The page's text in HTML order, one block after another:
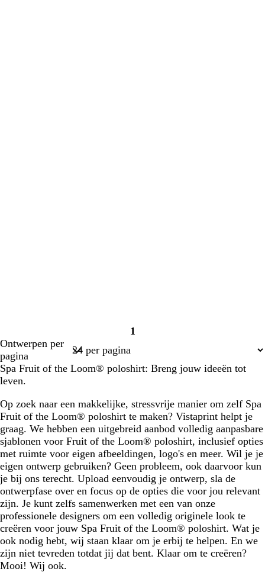
Pagina
1
Ontwerpen per
pagina
Spa Fruit of the Loom® poloshirt: Breng jouw ideeën tot
leven.
Op zoek naar een makkelijke, stressvrije manier om zelf Spa
Fruit of the Loom® poloshirt te maken? Vistaprint helpt je
graag. We hebben een uitgebreid aanbod volledig aanpasbare
sjablonen voor Fruit of the Loom® poloshirt, inclusief opties
met ruimte voor eigen afbeeldingen, logo's en meer. Wil je je
eigen ontwerp gebruiken? Geen probleem, ook daarvoor kun
je bij ons terecht. Upload eenvoudig je ontwerp, sla de
ontwerpfase over en focus op de opties die voor jou relevant
zijn. Je kunt zelfs samenwerken met een van onze
professionele designers om een volledig originele look te
creëren voor jouw Spa Fruit of the Loom® poloshirt. Wat je
ook nodig hebt, wij staan klaar om je erbij te helpen. En we
zijn niet tevreden totdat jij dat bent. Klaar om te creëren?
Mooi! Wij ook.